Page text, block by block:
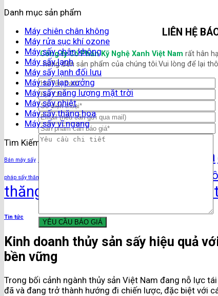
LIÊN HỆ
Công ty Cổ Phần Kỹ Nghệ Xanh Việt Nam rất hân
hàng đến sản phẩm của chúng tôi.Vui lòng để lại
Danh mục sản phẩm
Máy chiên chân không
Máy rửa sục khí ozone
Máy sấy chân không
Máy sấy lạnh
Máy sấy lạnh đối lưu
Máy sấy lạp xưởng
Máy sấy năng lượng mặt trời
Máy sấy nhiệt
Máy sấy thăng hoa
Máy sấy vĩ ngang
Tìm Kiếm Theo Gợi Ý
Bán máy sấy cà phê sấy thăng hoa
pháp sấy thăng hoa sấy nước mía khô
thăng hoa rau củ
sấy thăng hoa
Tin tức
Kinh doanh thủy sản sấy hiệu quả
bền vững
Trong bối cảnh ngành thủy sản Việt Nam đang nỗ lực
đã và đang trở thành hướng đi chiến lược, đặc biệt với